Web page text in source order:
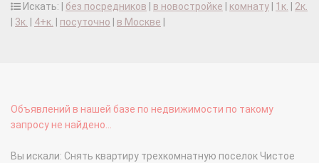
Искать: | без посредников в новостройке комнату 1к.
2к.
3к. 4+к. посуточно в Москве
Объявлений в нашей базе по недвижимости по такому
запросу не найдено...
Вы искали: Снять квартиру трехкомнатную поселок Чистое